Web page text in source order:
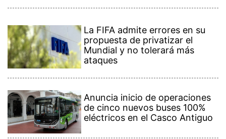
La FIFA admite errores en su
propuesta de privatizar el
Mundial y no tolerará más
ataques
Anuncia inicio de operaciones
de cinco nuevos buses 100%
eléctricos en el Casco Antiguo